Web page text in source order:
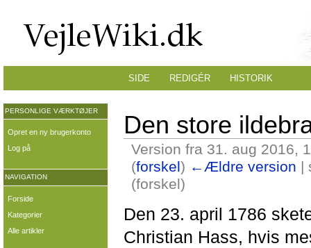
Den store
Version fra 31. aug 2016,
(forskel) ←Ældre version |
(forskel)
Den 23. april 1786
Christian Hass, hvis
SIDE REDIGÉR HISTORIK
PERSONLIGE VÆRKTØJER
Opret en ny brugerkonto
Log på
NAVIGATION
Forside
Kategorier
Alle artikler